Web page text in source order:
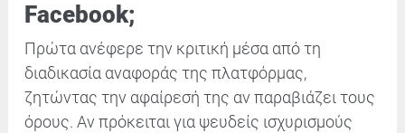
Facebook;
Πρώτα ανέφερε την κριτική μέσα από τη
διαδικασία αναφοράς της πλατφόρμας,
ζητώντας την αφαίρεσή της αν παραβιάζει τους
όρους. Αν πρόκειται για ψευδείς ισχυρισμούς